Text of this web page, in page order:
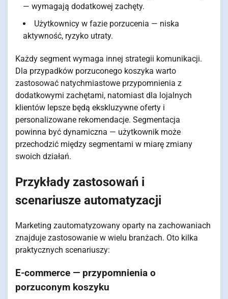
— wymagają dodatkowej zachęty.
Użytkownicy w fazie porzucenia — niska
aktywność, ryzyko utraty.
Każdy segment wymaga innej strategii komunikacji.
Dla przypadków porzuconego koszyka warto
zastosować natychmiastowe przypomnienia z
dodatkowymi zachętami, natomiast dla lojalnych
klientów lepsze będą ekskluzywne oferty i
personalizowane rekomendacje. Segmentacja
powinna być dynamiczna — użytkownik może
przechodzić między segmentami w miarę zmiany
swoich działań.
Przykłady zastosowań i
scenariusze automatyzacji
Marketing zautomatyzowany oparty na zachowaniach
znajduje zastosowanie w wielu branżach. Oto kilka
praktycznych scenariuszy:
E-commerce — przypomnienia o
porzuconym koszyku